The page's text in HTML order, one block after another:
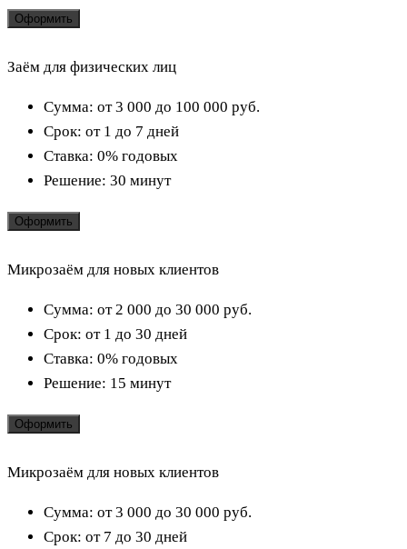
Оформить
Заём для физических лиц
Сумма: от 3 000 до 100 000 руб.
Срок: от 1 до 7 дней
Ставка: 0% годовых
Решение: 30 минут
Оформить
Микрозаём для новых клиентов
Сумма: от 2 000 до 30 000 руб.
Срок: от 1 до 30 дней
Ставка: 0% годовых
Решение: 15 минут
Оформить
Микрозаём для новых клиентов
Сумма: от 3 000 до 30 000 руб.
Срок: от 7 до 30 дней